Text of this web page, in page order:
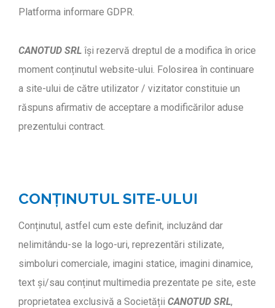
Platforma informare GDPR.
CANOTUD SRL își rezervă dreptul de a modifica în orice
moment conținutul website-ului. Folosirea în continuare
a site-ului de către utilizator / vizitator constituie un
răspuns afirmativ de acceptare a modificărilor aduse
prezentului contract.
CONȚINUTUL SITE-ULUI
Conținutul, astfel cum este definit, incluzând dar
nelimitându-se la logo-uri, reprezentări stilizate,
simboluri comerciale, imagini statice, imagini dinamice,
text și/sau conținut multimedia prezentate pe site, este
proprietatea exclusivă a Societății CANOTUD SRL,